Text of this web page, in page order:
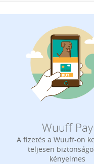
Wuuff Pay
A fizetés a Wuuff-on
teljesen
kényelmes